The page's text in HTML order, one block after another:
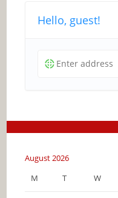
Hello, guest!
August 2026
M
T W